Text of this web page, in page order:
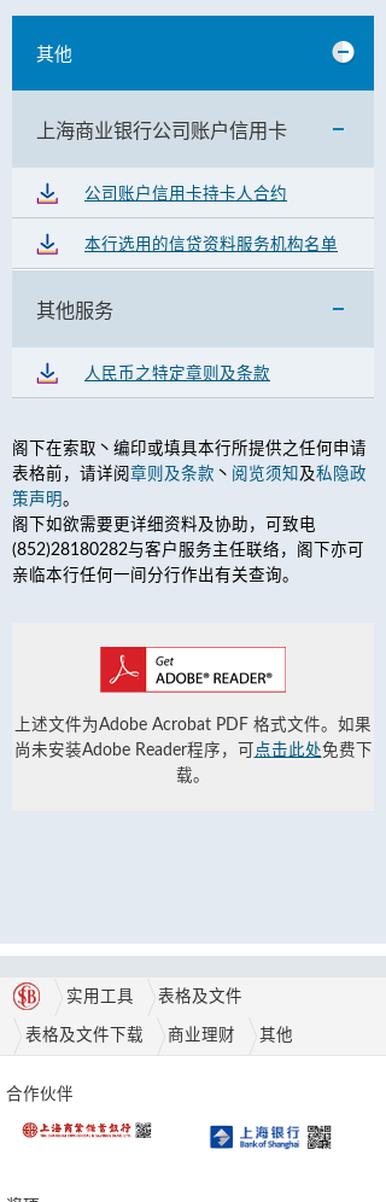
其他
上海商业银行公司账户信用卡
公司账户信用卡持卡人合约
本行选用的信贷资料服务机构名单
其他服务
人民币之特定章则及条款
阁下在索取丶编印或填具本行所提供之任何申请
表格前，请详阅 章则及条款 丶 阅览须知 及私隐政
策声明。
阁下如欲需要更详细资料及协助，可致电
(852)28180282与客户服务主任联络，阁下亦可
亲临本行任何一间分行作出有关查询。
上述文件为Adobe Acrobat PDF 格式文件。如果
尚未安装Adobe Reader程序，可 点击此处免费下
载。
实用工具 表格及文件
表格及文件下载 商业理财 其他
合作伙伴